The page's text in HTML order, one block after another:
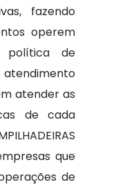
fazendo
operem
política de
atender as
de cada
que
de